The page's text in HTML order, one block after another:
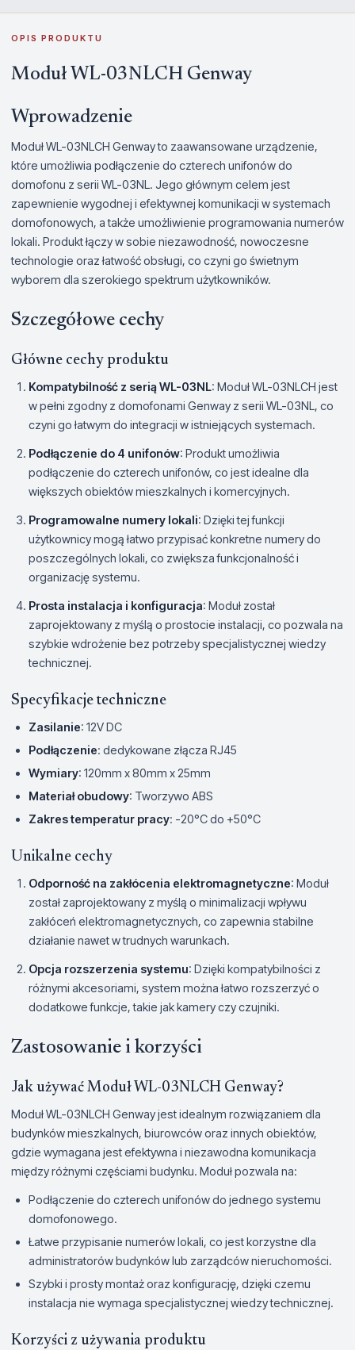
OPIS PRODUKTU
Moduł WL-03NLCH Genway
Wprowadzenie
Moduł WL-03NLCH Genway to zaawansowane urządzenie,
które umożliwia podłączenie do czterech unifonów do
domofonu z serii WL-03NL. Jego głównym celem jest
zapewnienie wygodnej i efektywnej komunikacji w systemach
domofonowych, a także umożliwienie programowania numerów
lokali. Produkt łączy w sobie niezawodność, nowoczesne
technologie oraz łatwość obsługi, co czyni go świetnym
wyborem dla szerokiego spektrum użytkowników.
Szczegółowe cechy
Główne cechy produktu
Kompatybilność z serią WL-03NL: Moduł WL-03NLCH jest
w pełni zgodny z domofonami Genway z serii WL-03NL, co
czyni go łatwym do integracji w istniejących systemach.
Podłączenie do 4 unifonów: Produkt umożliwia
podłączenie do czterech unifonów, co jest idealne dla
większych obiektów mieszkalnych i komercyjnych.
Programowalne numery lokali: Dzięki tej funkcji
użytkownicy mogą łatwo przypisać konkretne numery do
poszczególnych lokali, co zwiększa funkcjonalność i
organizację systemu.
Prosta instalacja i konfiguracja: Moduł został
zaprojektowany z myślą o prostocie instalacji, co pozwala na
szybkie wdrożenie bez potrzeby specjalistycznej wiedzy
technicznej.
Specyfikacje techniczne
Zasilanie: 12V DC
Podłączenie: dedykowane złącza RJ45
Wymiary: 120mm x 80mm x 25mm
Materiał obudowy: Tworzywo ABS
Zakres temperatur pracy: -20°C do +50°C
Unikalne cechy
Odporność na zakłócenia elektromagnetyczne: Moduł
został zaprojektowany z myślą o minimalizacji wpływu
zakłóceń elektromagnetycznych, co zapewnia stabilne
działanie nawet w trudnych warunkach.
Opcja rozszerzenia systemu: Dzięki kompatybilności z
różnymi akcesoriami, system można łatwo rozszerzyć o
dodatkowe funkcje, takie jak kamery czy czujniki.
Zastosowanie i korzyści
Jak używać Moduł WL-03NLCH Genway?
Moduł WL-03NLCH Genway jest idealnym rozwiązaniem dla
budynków mieszkalnych, biurowców oraz innych obiektów,
gdzie wymagana jest efektywna i niezawodna komunikacja
między różnymi częściami budynku. Moduł pozwala na:
Podłączenie do czterech unifonów do jednego systemu
domofonowego.
Łatwe przypisanie numerów lokali, co jest korzystne dla
administratorów budynków lub zarządców nieruchomości.
Szybki i prosty montaż oraz konfigurację, dzięki czemu
instalacja nie wymaga specjalistycznej wiedzy technicznej.
Korzyści z używania produktu